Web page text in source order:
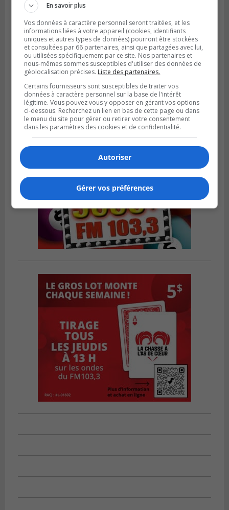
SAINT-HUBERT
Publié le 6 août 2026 à 09h39
Longueuil injecte 1,5 M$ pour moderniser
deux stations de pompage
En savoir plus
Vos données à caractère personnel seront traitées, et les
informations liées à votre appareil (cookies, identifiants
uniques et autres types de données) pourront être stockées
et consultées par 66 partenaires, ainsi que partagées avec lui,
ou utilisées spécifiquement par ce site. Nos partenaires et
nous-mêmes sommes susceptibles d'utiliser des données de
géolocalisation précises. Liste des partenaires.
Certains fournisseurs sont susceptibles de traiter vos
données à caractère personnel sur la base de l'intérêt
légitime. Vous pouvez vous y opposer en gérant vos options
ci-dessous. Recherchez un lien en bas de cette page ou dans
le menu du site pour gérer ou retirer votre consentement
dans les paramètres des cookies et de confidentialité.
Autoriser
Gérer vos préférences